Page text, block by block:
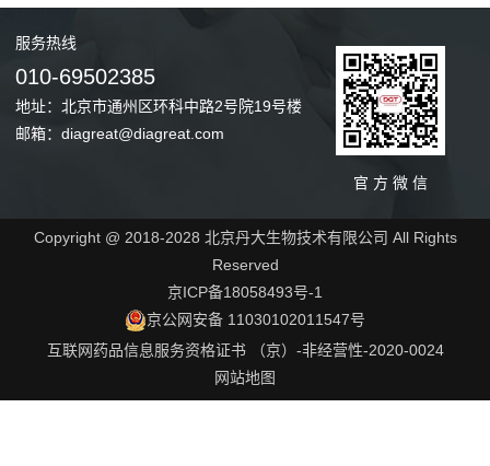
服务热线
010-69502385
地址：北京市通州区环科中路2号院19号楼
邮箱：diagreat@diagreat.com
官 方 微 信
Copyright @ 2018-2028 北京丹大生物技术有限公司 All Rights
Reserved
京ICP备18058493号-1
京公网安备 11030102011547号
互联网药品信息服务资格证书 （京）-非经营性-2020-0024
网站地图